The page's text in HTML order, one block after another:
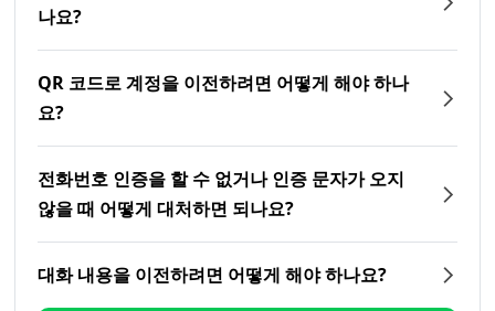
나요?
QR 코드로 계정을 이전하려면 어떻게 해야 하나
요?
전화번호 인증을 할 수 없거나 인증 문자가 오지
않을 때 어떻게 대처하면 되나요?
대화 내용을 이전하려면 어떻게 해야 하나요?